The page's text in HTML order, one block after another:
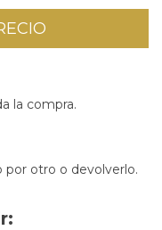
la compra.
por otro o devolverlo.